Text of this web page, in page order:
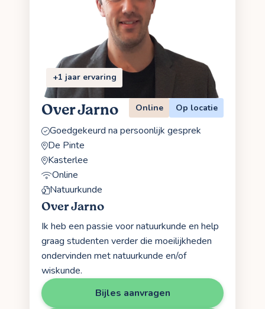
+1 jaar ervaring
Over Jarno Online Op locatie
Goedgekeurd na persoonlijk gesprek
De Pinte
Kasterlee
Online
Natuurkunde
Over Jarno
Ik heb een passie voor natuurkunde en help
graag studenten verder die moeilijkheden
ondervinden met natuurkunde en/of
wiskunde.
Bijles aanvragen